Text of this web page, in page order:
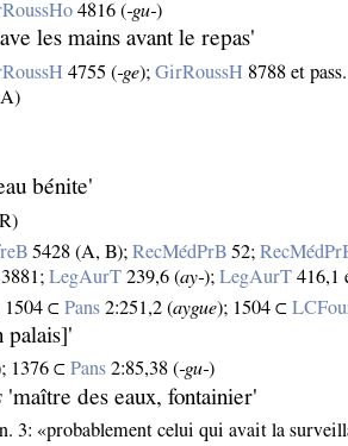
4816 (‑gu‑)
les mains avant le repas'
4755 (‑ge);GirRoussH 8788 et
A)
bénite'
R)
5428 (A, B);RecMédPrB 52;
3881;LegAurT 239,6 (ay‑);LegAurT 416,1
1504 ⊂Pans 2:251,2 (aygue); 1504 ⊂
palais]'
1376 ⊂Pans 2:85,38 (‑gu‑)
'maître des eaux, fontainier'
3: «probablement celui qui avait la